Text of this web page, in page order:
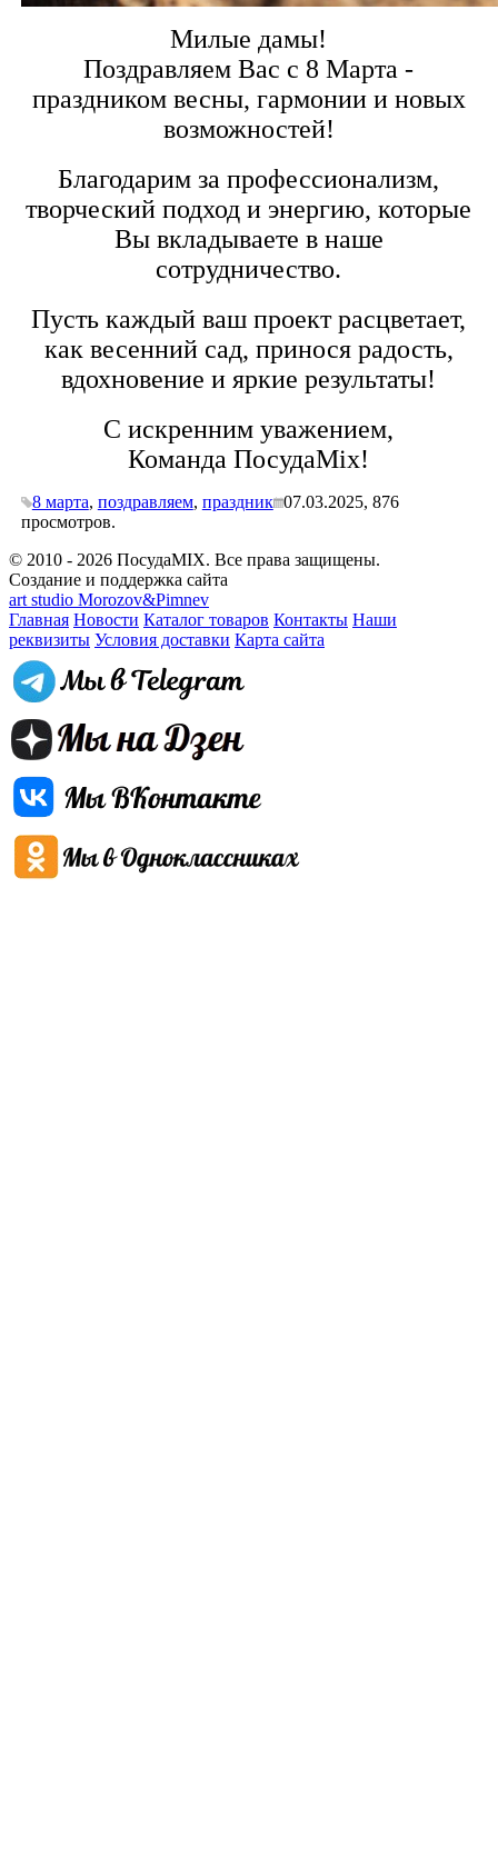
Милые дамы!
Поздравляем Вас с 8 Марта -
праздником весны, гармонии и новых
возможностей!
Благодарим за профессионализм,
творческий подход и энергию, которые
Вы вкладываете в наше
сотрудничество.
Пусть каждый ваш проект расцветает,
как весенний сад, принося радость,
вдохновение и яркие результаты!
С искренним уважением,
Команда ПосудаМіх!
8 марта, поздравляем, праздник 07.03.2025, 876
просмотров.
© 2010 - 2026 ПосудаMIX. Все права защищены.
Создание и поддержка сайта
art studio Morozov&Pimnev
Главная Новости Каталог товаров Контакты Наши
реквизиты Условия доставки Карта сайта